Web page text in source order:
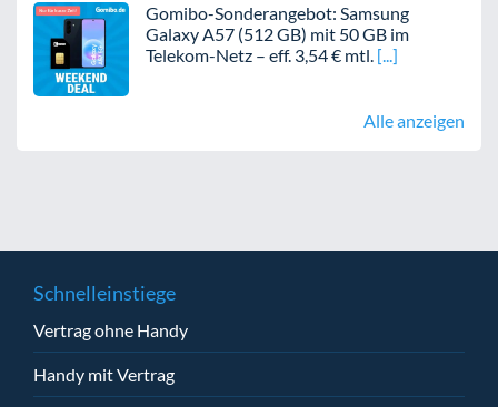
Gomibo-Sonderangebot: Samsung
Galaxy A57 (512 GB) mit 50 GB im
Telekom-Netz – eff. 3,54 € mtl.
Alle anzeigen
Schnelleinstiege
Vertrag ohne Handy
Handy mit Vertrag